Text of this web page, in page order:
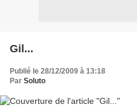
Gil...
Publié le 28/12/2009 à 13:18
Par Soluto